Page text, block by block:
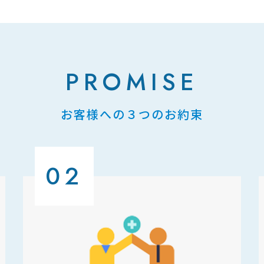
PROMISE
お客様への３つのお約束
02